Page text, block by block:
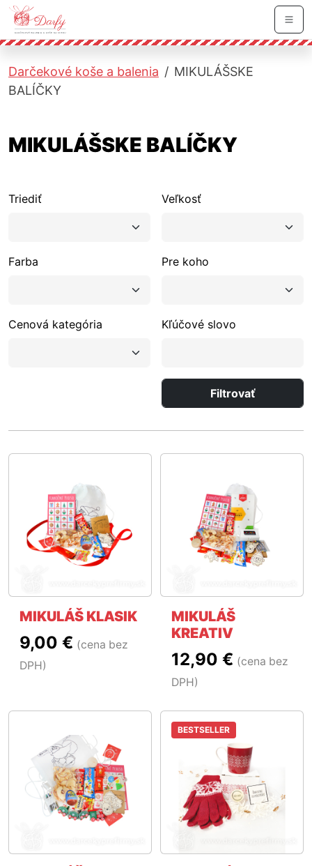
Skočiť na hlavnú navigáciu
Skočiť na obsah
Skočiť na bočnú lištu
Skočiť na pätičku
Darčekové koše a balenia
MIKULÁŠSKE
BALÍČKY
MIKULÁŠSKE BALÍČKY
Triediť Veľkosť
Farba Pre koho
Cenová kategória Kľúčové slovo
Filtrovať
MIKULÁŠ KLASIK
9,00 € (cena bez
DPH)
MIKULÁŠ
KREATIV
12,90 € (cena bez
DPH)
BESTSELLER